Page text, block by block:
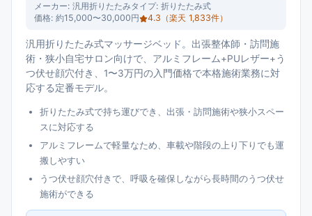
メーカー: 汎用折りたたみタイプ: 折りたたみ式
価格: 約15,000〜30,000円 4.3 （楽天 1,833件）
汎用折りたたみ式マッサージベッド。出張整体師・訪問施
術・狭小自宅サロン向けで、アルミフレーム+PUレザー+う
つ伏せ顔穴付き、1〜3万円の入門価格で本格施術業務に対
応する定番モデル。
折りたたみ式で持ち運びでき、出張・訪問施術や狭小スペー
スに対応する
アルミフレームで軽量なため、車載や階段の上り下りでも運
搬しやすい
うつ伏せ顔穴付きで、呼吸を確保しながら長時間のうつ伏せ
施術ができる